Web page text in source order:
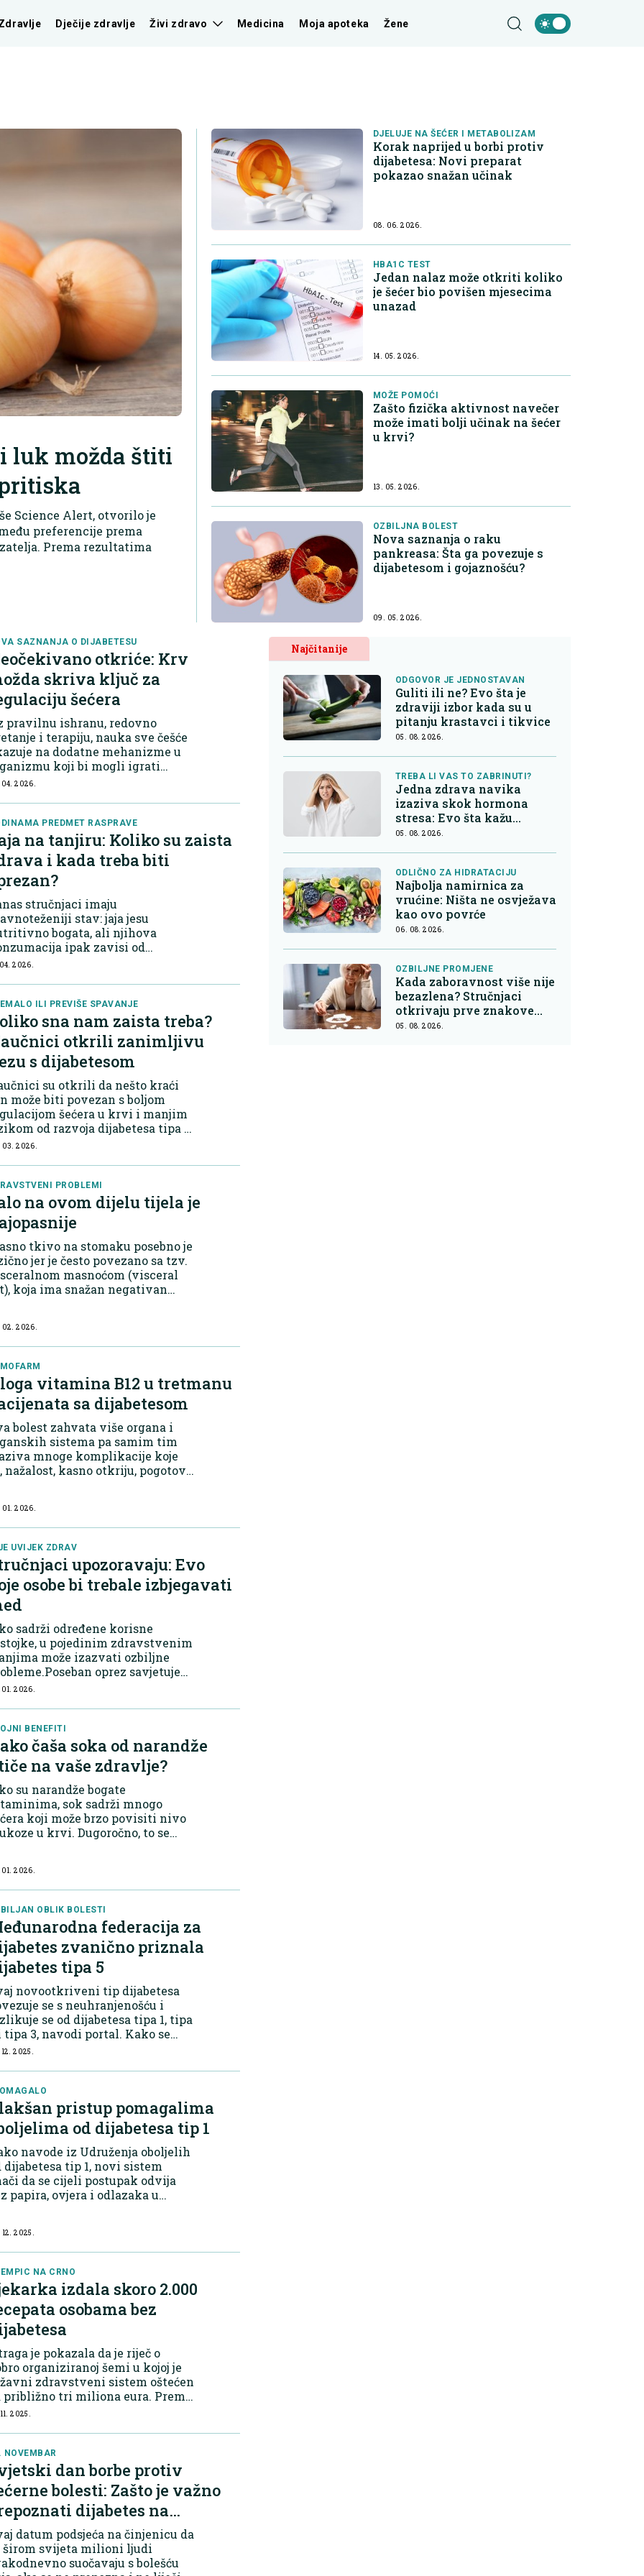
Dječije zdravlje Živi zdravo Medicina Moja apoteka Žene
luk možda štiti
Science Alert, otvorilo je
preferencije prema
Prema rezultatima
DJELUJE NA ŠEĆER I METABOLIZAM
Korak naprijed u borbi protiv
dijabetesa: Novi preparat
pokazao snažan učinak
08. 06. 2026.
HBA1C TEST
Jedan nalaz može otkriti koliko
je šećer bio povišen mjesecima
unazad
14. 05. 2026.
MOŽE POMOĆI
Zašto fizička aktivnost navečer
može imati bolji učinak na šećer
u krvi?
13. 05. 2026.
OZBILJNA BOLEST
Nova saznanja o raku
pankreasa: Šta ga povezuje s
dijabetesom i gojaznošću?
09. 05. 2026.
SAZNANJA O DIJABETESU
otkriće: Krv
skriva ključ za
šećera
pravilnu ishranu, redovno
i terapiju, nauka sve češće
na dodatne mehanizme u
koji bi mogli igrati
ulogu u održavanju stabilnog
što se do sad...
2026.
PREDMET RASPRAVE
na tanjiru: Koliko su zaista
i kada treba biti
stručnjaci imaju
stav: jaja jesu
bogata, ali njihova
ipak zavisi od
stanja pojedinca.
vitamina, uključujući...
2026.
ILI PREVIŠE SPAVANJE
sna nam zaista treba?
otkrili zanimljivu
s dijabetesom
su otkrili da nešto kraći
može biti povezan s boljom
šećera u krvi i manjim
od razvoja dijabetesa tipa 2.
tipa 2 najčešći je oblik ove
03. 2026.
PROBLEMI
na ovom dijelu tijela je
tkivo na stomaku posebno je
jer je često povezano sa tzv.
masnoćom (visceral
koja ima snažan negativan
(British Heart Foundation,
ističe d...
02. 2026.
vitamina B12 u tretmanu
sa dijabetesom
bolest zahvata više organa i
sistema pa samim tim
mnoge komplikacije koje
nažalost, kasno otkriju, pogotovo
kardiologa,
2026.
UVIJEK ZDRAV
upozoravaju: Evo
osobe bi trebale izbjegavati
sadrži određene korisne
u pojedinim zdravstvenim
može izazvati ozbiljne
oprez savjetuje
odraslima koji imaju dijabetes.
pora...
01. 2026.
BENEFITI
čaša soka od narandže
na vaše zdravlje?
su narandže bogate
sok sadrži mnogo
koji može brzo povisiti nivo
u krvi. Dugoročno, to se
Ipak, novija istraživanja
da sok...
01. 2026.
OBLIK BOLESTI
federacija za
zvanično priznala
tipa 5
novootkriveni tip dijabetesa
se s neuhranjenošću i
se od dijabetesa tipa 1, tipa
tipa 3, navodi portal. Kako se
kod dijabetesa tipa 5
2025.
pristup pomagalima
od dijabetesa tip 1
navode iz Udruženja oboljelih
dijabetesa tip 1, novi sistem
da se cijeli postupak odvija
papira, ovjera i odlazaka u
donijele su, kako ističu,...
2025.
NA CRNO
izdala skoro 2.000
osobama bez
je pokazala da je riječ o
organiziranoj šemi u kojoj je
zdravstveni sistem oštećen
približno tri miliona eura. Prema
Portugalske pravosudne
2025.
NOVEMBAR
dan borbe protiv
bolesti: Zašto je važno
dijabetes na
datum podsjeća na činjenicu da
širom svijeta milioni ljudi
suočavaju s bolešću
Najčitanije
ODGOVOR JE JEDNOSTAVAN
Guliti ili ne? Evo šta je
zdraviji izbor kada su u
pitanju krastavci i tikvice
05. 08. 2026.
TREBA LI VAS TO ZABRINUTI?
Jedna zdrava navika
izaziva skok hormona
stresa: Evo šta kažu
endokrinolozi
05. 08. 2026.
ODLIČNO ZA HIDRATACIJU
Najbolja namirnica za
vrućine: Ništa ne osvježava
kao ovo povrće
06. 08. 2026.
OZBILJNE PROMJENE
Kada zaboravnost više nije
bezazlena? Stručnjaci
otkrivaju prve znakove
demencije
05. 08. 2026.